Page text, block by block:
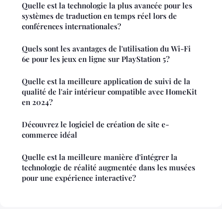
Quelle est la technologie la plus avancée pour les
systèmes de traduction en temps réel lors de
conférences internationales?
Quels sont les avantages de l'utilisation du Wi-Fi
6e pour les jeux en ligne sur PlayStation 5?
Quelle est la meilleure application de suivi de la
qualité de l'air intérieur compatible avec HomeKit
en 2024?
Découvrez le logiciel de création de site e-
commerce idéal
Quelle est la meilleure manière d'intégrer la
technologie de réalité augmentée dans les musées
pour une expérience interactive?